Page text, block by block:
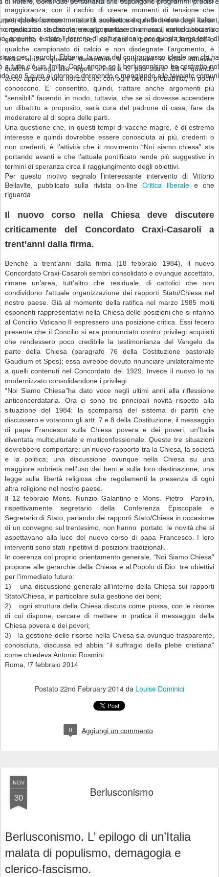
maggioranza, con il rischio di creare momenti di tensione che
potrebbero compromettere il positivo esito della serata che avete
organizzato. Insomma, meglio parlare di cinema, come abbiamo
già scritto in altro post. Se, poi, siete in periodo di Olimpiade o
qualche campionato di calcio e non disdegnate l’argomento, è
lecito anche qualche commento a proposito. A volte, tuttavia,
qualche deroga alla regola primaria ci può stare. Ed è quando
avete appreso una notizia che, con ogni buona probabilità, in pochi
conoscono. E’ consentito, quindi, trattare anche argomenti più
“sensibili” facendo in modo, tuttavia, che se si dovesse accendere
un dibattito a proposito, sarà cura del padrone di casa, fare da
moderatore al di sopra delle parti.
Una questione che, in questi tempi di vacche magre, è di estremo
interesse e quindi dovrebbe essere conosciuta ai più, credenti o
non credenti, è l’attività che il movimento “Noi siamo chiesa” sta
portando avanti e che l’attuale pontificato rende più suggestivo in
termini di speranza circa il raggiungimento degli obiettivi.
Per questo motivo segnalo l’interessante intervento di Vittorio
Bellavite, pubblicato sulla rivista on-line Critica liberale e che
riguarda
Il nuovo corso nella Chiesa deve discutere
criticamente del Concordato Craxi-Casaroli a
trent’anni dalla firma.
Benché a trent’anni dalla firma (18 febbraio 1984), il nuovo
Concordato Craxi-Casaroli sembri consolidato e ovunque accettato,
rimane un’area, tutt’altro che residuale, di cattolici che non
condividono l’attuale organizzazione dei rapporti Stato/Chiesa nel
nostro paese. Già al momento della ratifica nel marzo 1985 molti
esponenti rappresentativi nella Chiesa delle posizioni che si rifanno
al Concilio Vaticano II espressero una posizione critica. Essi fecero
presente che il Concilio si era pronunciato contro privilegi acquisiti
che rendessero poco credibile la testimonianza del Vangelo da
parte della Chiesa (paragrafo 76 della Costituzione pastorale
Gaudium et Spes); essa avrebbe dovuto rinunciare unilateralmente
a quelli contenuti nel Concordato del 1929. Invece il nuovo lo ha
modernizzato consolidandone i privilegi.
“Noi Siamo Chiesa”ha dato voce negli ultimi anni alla riflessione
anticoncordataria. Ora ci sono tre principali novità rispetto alla
situazione del 1984: la scomparsa del sistema di partiti che
discussero e votarono gli artt. 7 e 8 della Costituzione, il messaggio
di papa Francesco sulla Chiesa povera e dei poveri, un’Italia
diventata multiculturale e multiconfessionale. Queste tre situazioni
dovrebbero comportare: un nuovo rapporto tra la Chiesa, la società
e la politica; una discussione ovunque nella Chiesa su una
maggiore sobrietà nell’uso dei beni e sulla loro destinazione; una
legge sulla libertà religiosa che regolamenti la presenza di ogni
altra religione nel nostro paese.
Il 12 febbraio Mons. Nunzio Galantino e Mons. Pietro
Parolin,
rispettivamente segretario della Conferenza Episcopale e
Segretario di Stato, parlando dei rapporti Stato/Chiesa in occasione
di un convegno sul trentesimo, non hanno
portato
le novità che si
aspettavano alla luce del nuovo corso di papa Francesco. I loro
interventi sono stati ripetitivi di posizioni tradizionali.
In coerenza col proprio orientamento generale, “Noi Siamo Chiesa”
propone alle gerarchie della Chiesa e al Popolo di Dio
tre obiettivi
per l’immediato futuro:
1)
una discussione generale all’interno della Chiesa sui rapporti
Stato/Chiesa, in particolare sulla gestione dei beni;
2)
ogni struttura della Chiesa discuta come possa, con le risorse
di cui dispone, cercare di mettere in pratica il messaggio della
Chiesa povera e dei poveri;
3)
la gestione delle risorse nella Chiesa sia ovunque trasparente,
conosciuta, discussa ed abbia “il suffragio della plebe cristiana”
come chiedeva Antonio Rosmini.
Roma, !7 febbraio 2014
Postato 22nd February 2014 da Louise Dominici
0 Aggiungi un commento
NOV
30 Berlusconismo
Berlusconismo. L’ epilogo di un’Italia
malata di populismo, demagogia e
clerico-fascismo.
quella famosa immaturità scolastica e quindi di idee degli Italiani,
medio non sa discutere e argomentare: non usa il metodo socratico
appunto, è stato il terreno di coltura ideale per questa larga fetta di
per i reprobi. Ebbene, la pena del contrappasso ideale per chi ha
tutto c’è un limite. Così, anche se il berlusconismo ha costretto noi
con 5 euro al giorno e dormendo e mangiando alle tavolate comuni
quella famosa immaturità scolastica e quindi di idee degli Italiani,
medio non sa discutere e argomentare: non usa il metodo socratico
appunto, è stato il terreno di coltura ideale per questa larga fetta di
per i reprobi. Ebbene, la pena del contrappasso ideale per chi ha
tutto c’è un limite. Così, anche se il berlusconismo ha costretto noi
con 5 euro al giorno e dormendo e mangiando alle tavolate comuni